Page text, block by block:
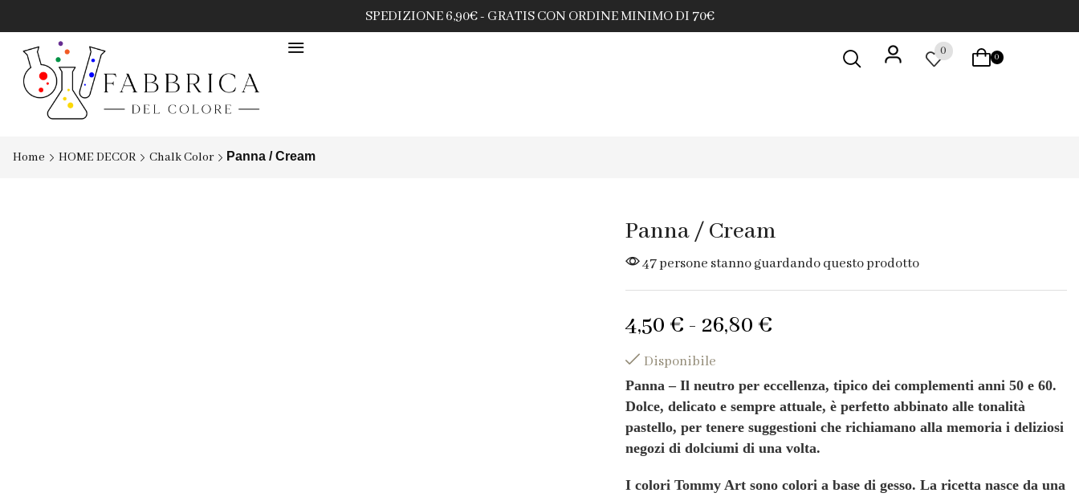
SPEDIZIONE 6,90€ - GRATIS CON ORDINE MINIMO DI 70€
0 0
Home HOME DECOR Chalk Color Panna / Cream
Panna / Cream
47 persone stanno guardando questo prodotto
4,50 € - 26,80 €
Disponibile
Panna – Il neutro per eccellenza, tipico dei complementi anni 50 e 60.
Dolce, delicato e sempre attuale, è perfetto abbinato alle tonalità
pastello, per tenere suggestioni che richiamano alla memoria i deliziosi
negozi di dolciumi di una volta.
I colori Tommy Art sono colori a base di gesso. La ricetta nasce da una